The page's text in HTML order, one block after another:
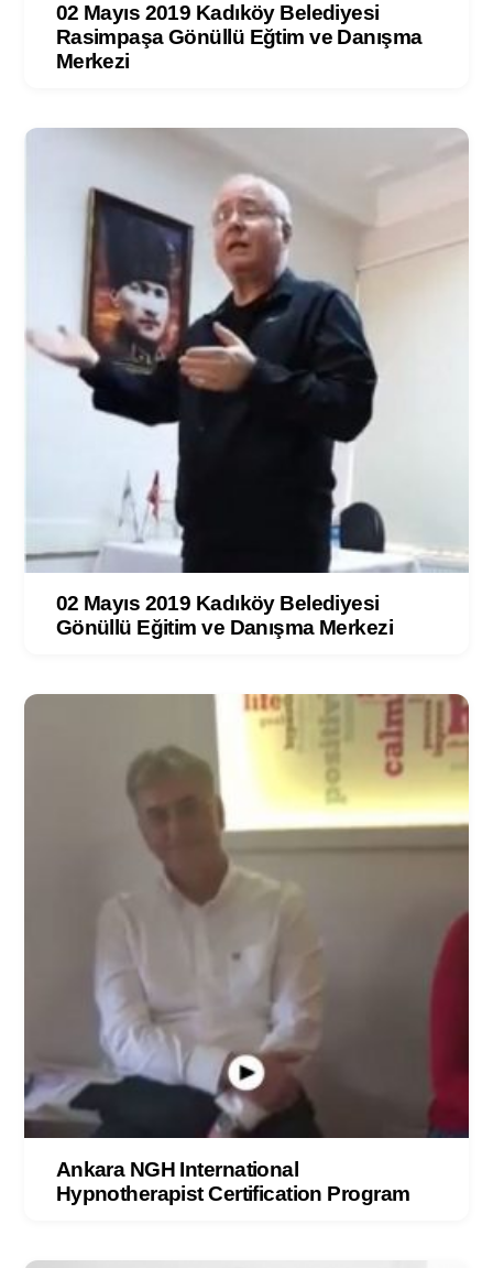
02 Mayıs 2019 Kadıköy Belediyesi
Rasimpaşa Gönüllü Eğtim ve Danışma
Merkezi
02 Mayıs 2019 Kadıköy Belediyesi
Gönüllü Eğitim ve Danışma Merkezi
Ankara NGH International
Hypnotherapist Certification Program